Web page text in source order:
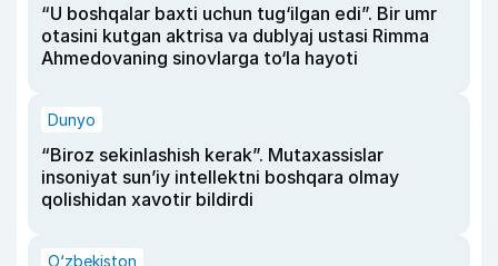
“U boshqalar baxti uchun tug‘ilgan edi”. Bir umr
otasini kutgan aktrisa va dublyaj ustasi Rimma
Ahmedovaning sinovlarga to‘la hayoti
Dunyo
“Biroz sekinlashish kerak”. Mutaxassislar
insoniyat sun’iy intellektni boshqara olmay
qolishidan xavotir bildirdi
O‘zbekiston